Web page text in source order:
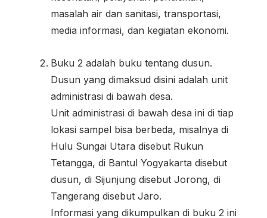
masalah air dan sanitasi, transportasi,
media informasi, dan kegiatan ekonomi.
Buku 2 adalah buku tentang dusun.
Dusun yang dimaksud disini adalah unit
administrasi di bawah desa.
Unit administrasi di bawah desa ini di tiap
lokasi sampel bisa berbeda, misalnya di
Hulu Sungai Utara disebut Rukun
Tetangga, di Bantul Yogyakarta disebut
dusun, di Sijunjung disebut Jorong, di
Tangerang disebut Jaro.
Informasi yang dikumpulkan di buku 2 ini